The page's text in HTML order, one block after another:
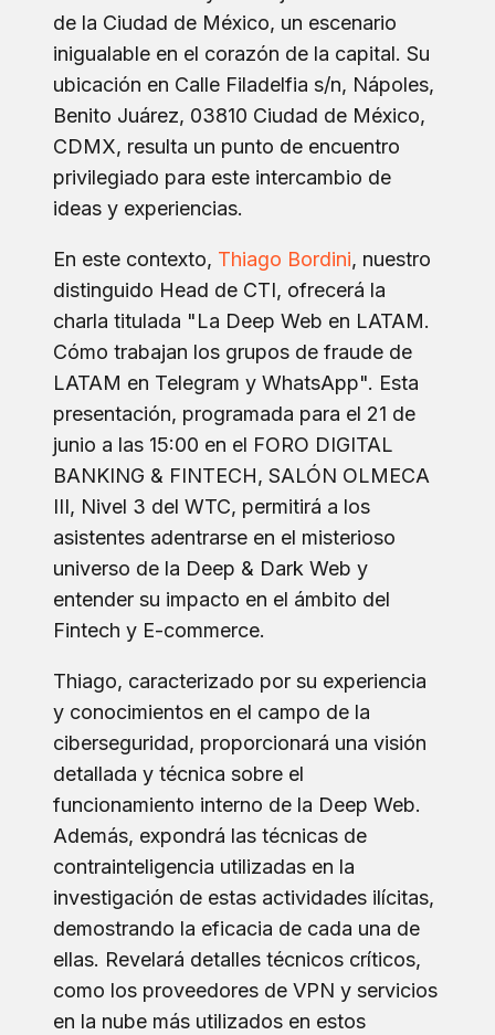
de la Ciudad de México, un escenario
inigualable en el corazón de la capital. Su
ubicación en Calle Filadelfia s/n, Nápoles,
Benito Juárez, 03810 Ciudad de México,
CDMX, resulta un punto de encuentro
privilegiado para este intercambio de
ideas y experiencias.
En este contexto, Thiago Bordini, nuestro
distinguido Head de CTI, ofrecerá la
charla titulada "La Deep Web en LATAM.
Cómo trabajan los grupos de fraude de
LATAM en Telegram y WhatsApp". Esta
presentación, programada para el 21 de
junio a las 15:00 en el FORO DIGITAL
BANKING & FINTECH, SALÓN OLMECA
III, Nivel 3 del WTC, permitirá a los
asistentes adentrarse en el misterioso
universo de la Deep & Dark Web y
entender su impacto en el ámbito del
Fintech y E-commerce.
Thiago, caracterizado por su experiencia
y conocimientos en el campo de la
ciberseguridad, proporcionará una visión
detallada y técnica sobre el
funcionamiento interno de la Deep Web.
Además, expondrá las técnicas de
contrainteligencia utilizadas en la
investigación de estas actividades ilícitas,
demostrando la eficacia de cada una de
ellas. Revelará detalles técnicos críticos,
como los proveedores de VPN y servicios
en la nube más utilizados en estos